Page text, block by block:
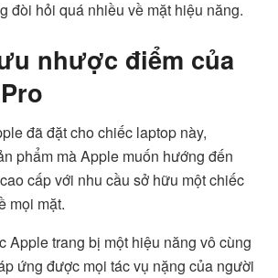
đòi hỏi quá nhiều về mặt hiệu năng.
nhược điểm của
đã đặt cho chiếc laptop này,
phẩm mà Apple muốn hướng đến
cấp với nhu cầu sở hữu một chiếc
mọi mặt.
Apple trang bị một hiệu năng vô cùng
ứng được mọi tác vụ nặng của người